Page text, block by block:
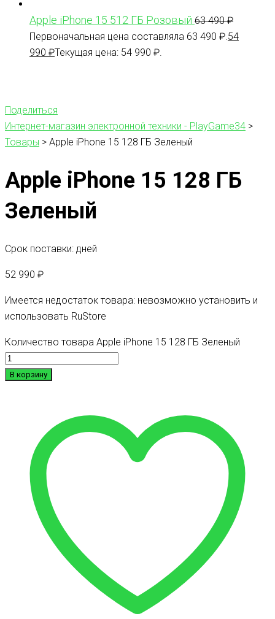
Apple iPhone 15 512 ГБ Розовый 63 490₽
Первоначальная цена составляла 63 490 ₽. 54
990 ₽Текущая цена: 54 990 ₽.
Поделиться
Интернет-магазин электронной техники - PlayGame34 >
Товары > Apple iPhone 15 128 ГБ Зеленый
Apple iPhone 15 128 ГБ
Зеленый
Срок поставки: дней
52 990 ₽
Имеется недостаток товара: невозможно установить и
использовать RuStore
Количество товара Apple iPhone 15 128 ГБ Зеленый
В корзину